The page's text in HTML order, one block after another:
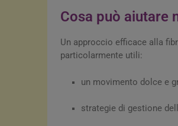
Cosa può aiutare
Un approccio efficace alla
particolarmente utili:
un movimento dolce e
strategie di gestione